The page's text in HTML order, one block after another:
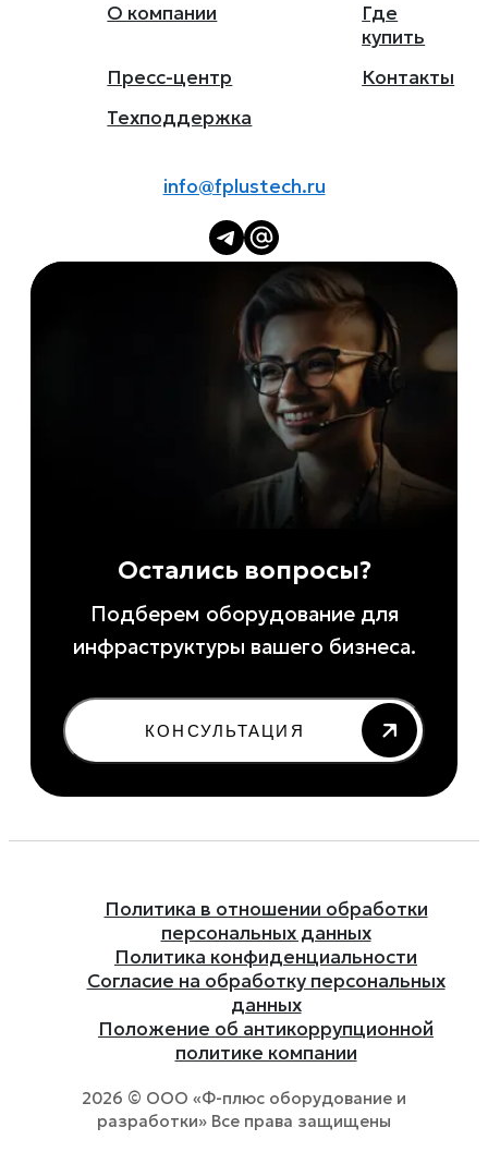
О компании
Где
купить
Пресс-центр
Контакты
Техподдержка
info@fplustech.ru
Остались вопросы?
Подберем оборудование для
инфраструктуры вашего бизнеса.
КОНСУЛЬТАЦИЯ
Политика в отношении обработки
персональных данных
Политика конфиденциальности
Согласие на обработку персональных
данных
Положение об антикоррупционной
политике компании
2026 © ООО «Ф-плюс оборудование и
разработки» Все права защищены